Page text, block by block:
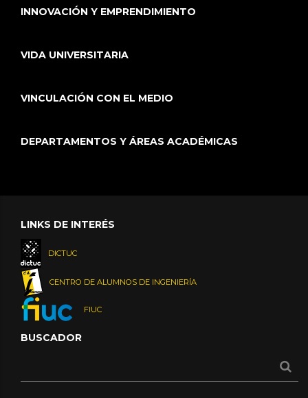
INNOVACIÓN Y EMPRENDIMIENTO
VIDA UNIVERSITARIA
VINCULACIÓN CON EL MEDIO
DEPARTAMENTOS Y ÁREAS ACADÉMICAS
LINKS DE INTERÉS
DICTUC
CENTRO DE ALUMNOS DE INGENIERÍA
FIUC
BUSCADOR